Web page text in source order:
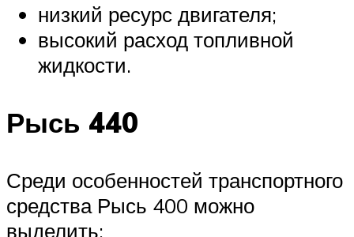
низкий ресурс двигателя;
высокий расход топливной
жидкости.
Рысь 440
Среди особенностей транспортного
средства Рысь 400 можно
выделить: